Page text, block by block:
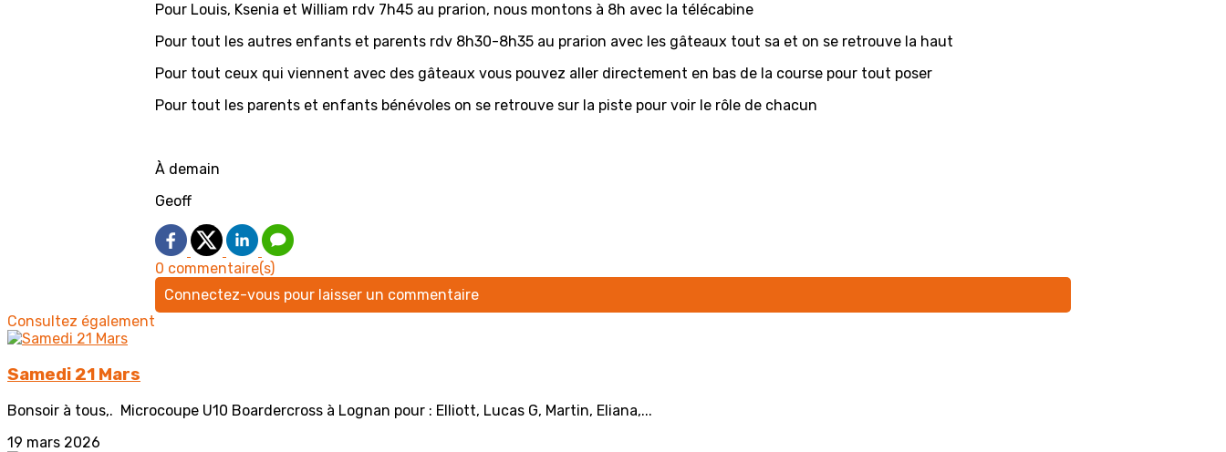
Pour Louis, Ksenia et William rdv 7h45 au prarion, nous montons à 8h avec la télécabine
Pour tout les autres enfants et parents rdv 8h30-8h35 au prarion avec les gâteaux tout sa et on se retrouve la haut
Pour tout ceux qui viennent avec des gâteaux vous pouvez aller directement en bas de la course pour tout poser
Pour tout les parents et enfants bénévoles on se retrouve sur la piste pour voir le rôle de chacun
À demain
Geoff
0 commentaire(s)
Connectez-vous pour laisser un commentaire
Consultez également
Samedi 21 Mars
Bonsoir à tous,. Microcoupe U10 Boardercross à Lognan pour : Elliott, Lucas G, Martin, Eliana,...
19 mars 2026